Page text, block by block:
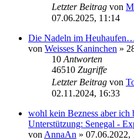
Letzter Beitrag von
07.06.2025, 11:14
Die Nadeln im
von Weisses Kaninchen »
10 Antworten
46510 Zugriffe
Letzter Beitrag von
02.11.2024, 16:33
wohl kein Bezness aber ich
Unterstützung: Senegal -
von AnnaAn » 07.06.2022,